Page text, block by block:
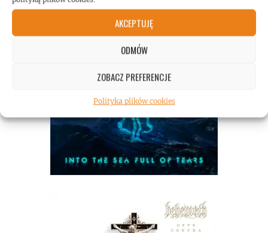
AKCEPTUJĘ
ODMÓW
ZOBACZ PREFERENCJE
Polityka plików cookies